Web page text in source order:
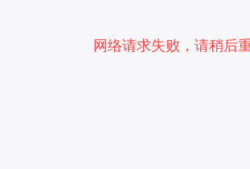
网络请求失败，请稍后